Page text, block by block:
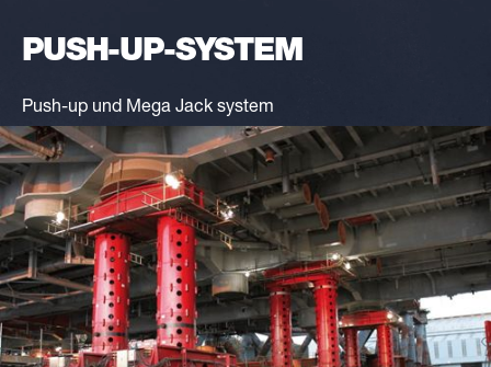
PUSH-UP-SYSTEM
Push-up und Mega Jack system